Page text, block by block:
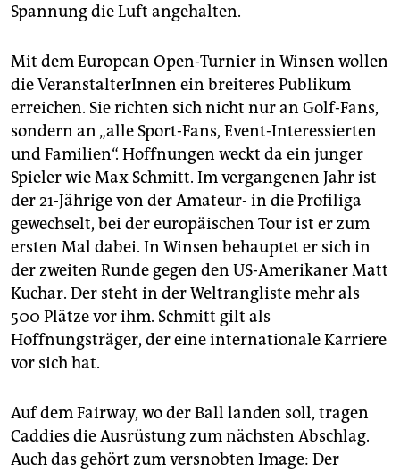
Spannung die Luft angehalten.
Mit dem European Open-Turnier in Winsen wollen
die VeranstalterInnen ein breiteres Publikum
erreichen. Sie richten sich nicht nur an Golf-Fans,
sondern an „alle Sport-Fans, Event-Interessierten
und Familien“. Hoffnungen weckt da ein junger
Spieler wie Max Schmitt. Im vergangenen Jahr ist
der 21-Jährige von der Amateur- in die Profiliga
gewechselt, bei der europäischen Tour ist er zum
ersten Mal dabei. In Winsen behauptet er sich in
der zweiten Runde gegen den US-Amerikaner Matt
Kuchar. Der steht in der Weltrangliste mehr als
500 Plätze vor ihm. Schmitt gilt als
Hoffnungsträger, der eine internationale Karriere
vor sich hat.
Auf dem Fairway, wo der Ball landen soll, tragen
Caddies die Ausrüstung zum nächsten Abschlag.
Auch das gehört zum versnobten Image: Der